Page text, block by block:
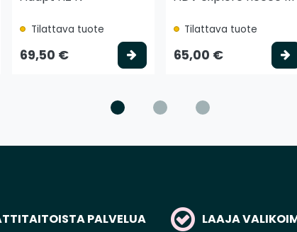
vaihtoehto
Tilattava tuote
69,50 € Valitse vaihtoehto
Tilattava tuote
65,00 €
PALVELUA LAAJA